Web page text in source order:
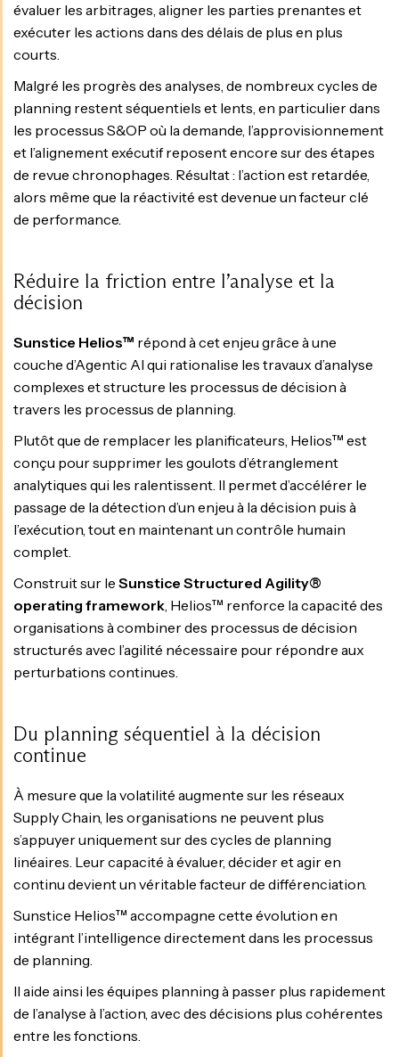
évaluer les arbitrages, aligner les parties prenantes et
exécuter les actions dans des délais de plus en plus
courts.
Malgré les progrès des analyses, de nombreux cycles de
planning restent séquentiels et lents, en particulier dans
les processus S&OP où la demande, l’approvisionnement
et l’alignement exécutif reposent encore sur des étapes
de revue chronophages. Résultat : l’action est retardée,
alors même que la réactivité est devenue un facteur clé
de performance.
Réduire la friction entre l’analyse et la
décision
Sunstice Helios™ répond à cet enjeu grâce à une
couche d’Agentic AI qui rationalise les travaux d’analyse
complexes et structure les processus de décision à
travers les processus de planning.
Plutôt que de remplacer les planificateurs, Helios™ est
conçu pour supprimer les goulots d’étranglement
analytiques qui les ralentissent. Il permet d’accélérer le
passage de la détection d’un enjeu à la décision puis à
l’exécution, tout en maintenant un contrôle humain
complet.
Construit sur le Sunstice Structured Agility®
operating framework, Helios™ renforce la capacité des
organisations à combiner des processus de décision
structurés avec l’agilité nécessaire pour répondre aux
perturbations continues.
Du planning séquentiel à la décision
continue
À mesure que la volatilité augmente sur les réseaux
Supply Chain, les organisations ne peuvent plus
s’appuyer uniquement sur des cycles de planning
linéaires. Leur capacité à évaluer, décider et agir en
continu devient un véritable facteur de différenciation.
Sunstice Helios™ accompagne cette évolution en
intégrant l’intelligence directement dans les processus
de planning.
Il aide ainsi les équipes planning à passer plus rapidement
de l’analyse à l’action, avec des décisions plus cohérentes
entre les fonctions.